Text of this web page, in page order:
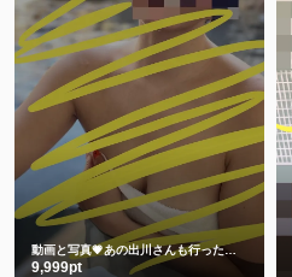
動画と写真💗あの出川さんも行った温泉 3年前の私です🫣 スマホの中に埋もれてました😋
9,999pt